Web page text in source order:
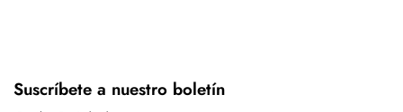
Suscríbete a nuestro boletín